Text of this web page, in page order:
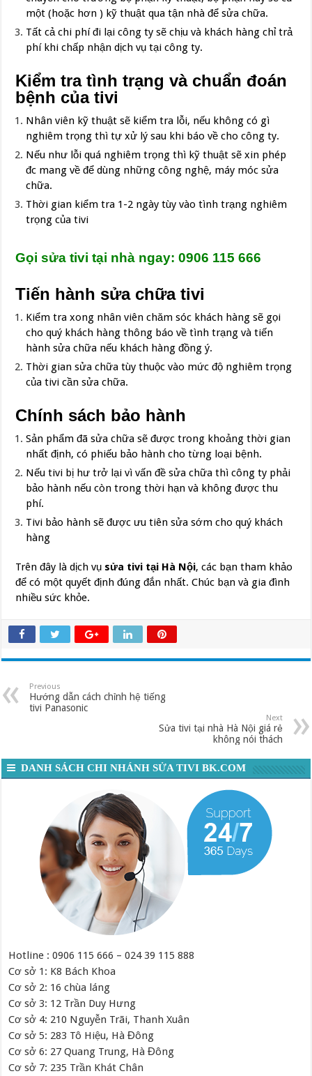
một (hoặc hơn ) kỹ thuật qua tận nhà để sửa chữa.
Tất cả chi phí đi lại công ty sẽ chịu và khách hàng chỉ trả
phí khi chấp nhận dịch vụ tại công ty.
Kiểm tra tình trạng và chuẩn đoán
bệnh của tivi
Nhân viên kỹ thuật sẽ kiểm tra lỗi, nếu không có gì
nghiêm trọng thì tự xử lý sau khi báo về cho công ty.
Nếu như lỗi quá nghiêm trọng thì kỹ thuật sẽ xin phép
đc mang về để dùng những công nghệ, máy móc sửa
chữa.
Thời gian kiểm tra 1-2 ngày tùy vào tình trạng nghiêm
trọng của tivi
Gọisửa tivi tại nhà ngay: 0906 115 666
Tiến hành sửa chữa tivi
Kiểm tra xong nhân viên chăm sóc khách hàng sẽ gọi
cho quý khách hàng thông báo về tình trạng và tiến
hành sửa chữa nếu khách hàng đồng ý.
Thời gian sửa chữa tùy thuộc vào mức độ nghiêm trọng
của tivi cần sửa chữa.
Chính sách bảo hành
Sản phẩm đã sửa chữa sẽ được trong khoảng thời gian
nhất định, có phiếu bảo hành cho từng loại bệnh.
Nếu tivi bị hư trở lại vì vấn đề sửa chữa thì công ty phải
bảo hành nếu còn trong thời hạn và không được thu
phí.
Tivi bảo hành sẽ được ưu tiên sửa sớm cho quý khách
hàng
Trên đây là dịch vụ sửa tivi tại Hà Nội, các bạn tham khảo
để có một quyết định đúng đắn nhất. Chúc bạn và gia đình
nhiều sức khỏe.
Previous
Hướng dẫn cách chỉnh hệ tiếng
tivi Panasonic
Next
Sửa tivi tại nhà Hà Nội giá rẻ
không nói thách
DANH SÁCH CHI NHÁNH SỬA TIVI BK.COM
Hotline : 0906 115 666 – 024 39 115 888
Cơ sở 1: K8 Bách Khoa
Cơ sở 2: 16 chùa láng
Cơ sở 3: 12 Trần Duy Hưng
Cơ sở 4: 210 Nguyễn Trãi, Thanh Xuân
Cơ sở 5: 283 Tô Hiệu, Hà Đông
Cơ sở 6: 27 Quang Trung, Hà Đông
Cơ sở 7: 235 Trần Khát Chân